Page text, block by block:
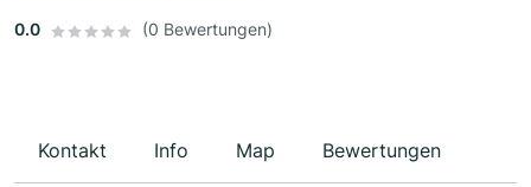
0.0 (0 Bewertungen)
Kontakt Info Map Bewertungen